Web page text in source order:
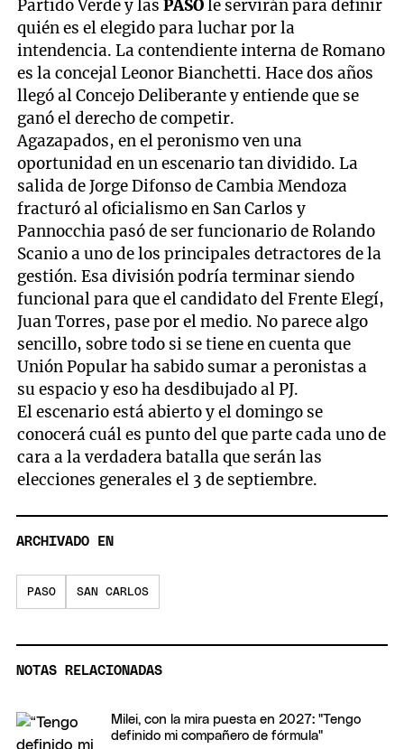
Partido Verde y lasPASOle servirán para definir
quién es el elegido para luchar por la
intendencia. La contendiente interna de Romano
es la concejal Leonor Bianchetti. Hace dos años
llegó al Concejo Deliberante y entiende que se
ganó el derecho de competir.
Agazapados, en el peronismo ven una
oportunidad en un escenario tan dividido. La
salida de Jorge Difonso de Cambia Mendoza
fracturó al oficialismo en San Carlos y
Pannocchia pasó de ser funcionario de Rolando
Scanio a uno de los principales detractores de la
gestión. Esa división podría terminar siendo
funcional para que el candidato del Frente Elegí,
Juan Torres, pase por el medio. No parece algo
sencillo, sobre todo si se tiene en cuenta que
Unión Popular ha sabido sumar a peronistas a
su espacio y eso ha desdibujado al PJ.
El escenario está abierto y el domingo se
conocerá cuál es punto del que parte cada uno de
cara a la verdadera batalla que serán las
elecciones generales el 3 de septiembre.
ARCHIVADO EN
PASO SAN CARLOS
NOTAS RELACIONADAS
Milei, con la mira puesta en 2027: "Tengo
definido mi compañero de fórmula"